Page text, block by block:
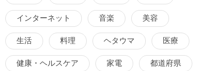
インターネット 音楽 美容
生活 料理 ヘタウマ 医療
健康・ヘルスケア 家電 都道府県